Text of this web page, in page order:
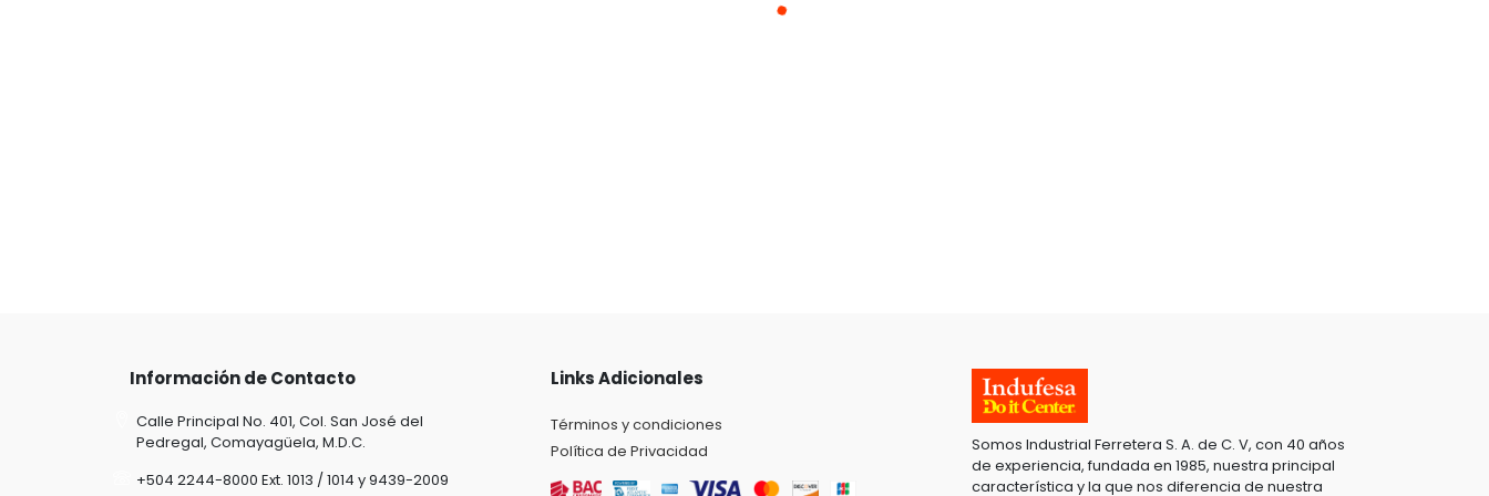
Información de Contacto
Calle Principal No. 401, Col. San José del
Pedregal, Comayagüela, M.D.C.
+504 2244-8000 Ext. 1013 / 1014 y 9439-2009
Links Adicionales
Términos y condiciones
Política de Privacidad
Somos Industrial Ferretera S. A. de C. V, con 40 años
de experiencia, fundada en 1985, nuestra principal
característica y la que nos diferencia de nuestra